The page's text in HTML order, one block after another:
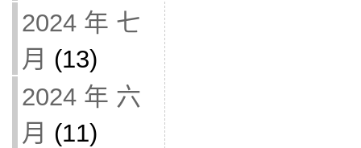
2024 年 七
月 (13)
2024 年 六
月 (11)